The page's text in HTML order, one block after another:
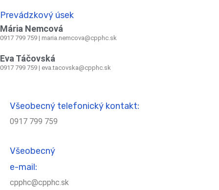
Prevádzkový úsek
Mária Nemcová
0917 799 759 | maria.nemcova@cpphc.sk
Eva Táčovská
0917 799 759 | eva.tacovska@cpphc.sk
Všeobecný telefonický kontakt:
0917 799 759
Všeobecný
e-mail:
cpphc@cpphc.sk